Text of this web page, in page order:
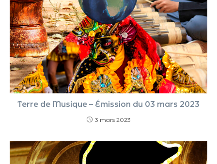
Terre de Musique – Émission du 03 mars 2023
3 mars 2023